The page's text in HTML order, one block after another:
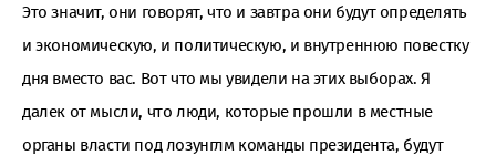
Это значит, они говорят, что и завтра они будут определять
и экономическую, и политическую, и внутреннюю повестку
дня вместо вас. Вот что мы увидели на этих выборах. Я
далек от мысли, что люди, которые прошли в местные
органы власти под лозунглм команды президента, будут